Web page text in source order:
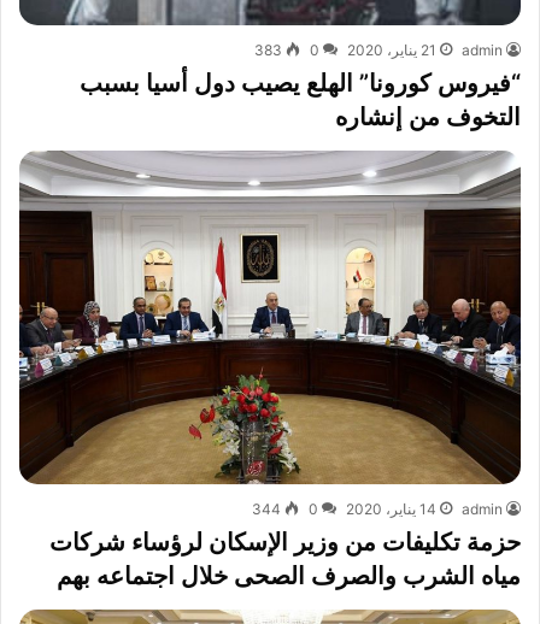
admin 21 يناير، 2020 0
383
“فيروس كورونا” الهلع يصيب دول أسيا بسبب
التخوف من إنشاره
admin 14 يناير، 2020 0
344
حزمة تكليفات من وزير الإسكان لرؤساء شركات
مياه الشرب والصرف الصحى خلال اجتماعه بهم